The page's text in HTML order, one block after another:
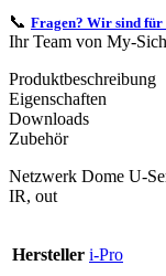
📞 Fragen? Wir sind für
Ihr Team von My-
Produktbeschreibung
Eigenschaften
Downloads
Zubehör
Netzwerk Dome U-
IR, out
Hersteller i-Pro